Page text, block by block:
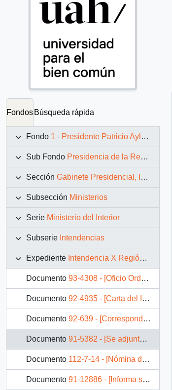
Fondos Búsqueda rápida
Fondo 1 - Presidente Patricio Aylwin Azócar (1990-1994)
Sub Fondo Presidencia de la República (11 marzo 1990 – 11 marzo 1994)
Sección Gabinete Presidencial, Instituciones y Servicios
Subsección Ministerios
Serie Ministerio del Interior
Subserie Intendencias
Expediente Intendencia X Región de Los Lagos
Documento 93-4308 - [Oficio Orden N° 252 de la Intendencia de la X Región]
Documento 92-4935 - [Carta del Intendente de la Región de Los Lagos dirigida al Jefe de Gabinete Presidencial, referente a hallazgo arqueológico]
Documento 92-639 - [Correspondencia del Intendente de la Décima Región dirigido al Jefe de Gabinete Presidencial]
Documento 91-5382 - [Se adjunta correspondencia enviada al Presidente relacionada con la Intendencia de la X Región]
Documento 112-7-14 - [Nómina de Predios Fiscales ubicados en la Canina de San Juan de La Costa]
Documento 91-12886 - [Informa situación Sindicato de Trabajadores Independientes "El Carrizo"]